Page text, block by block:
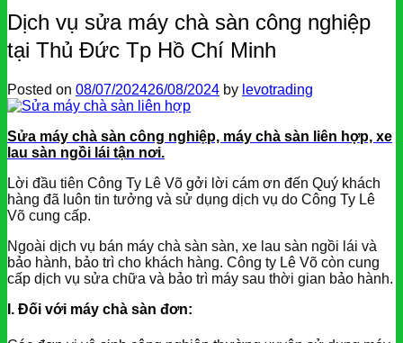
Dịch vụ sửa máy chà sàn công nghiệp
tại Thủ Đức Tp Hồ Chí Minh
Posted on 08/07/202426/08/2024 by levotrading
Sửa máy chà sàn công nghiệp, máy chà sàn liên hợp, xe
lau sàn ngồi lái tận nơi.
Lời đầu tiên Công Ty Lê Võ gởi lời cám ơn đến Quý khách
hàng đã luôn tin tưởng và sử dụng dịch vụ do Công Ty Lê
Võ cung cấp.
Ngoài dịch vụ bán máy chà sàn sàn, xe lau sàn ngồi lái và
bảo hành, bảo trì cho khách hàng. Công ty Lê Võ còn cung
cấp dịch vụ sửa chữa và bảo trì máy sau thời gian bảo hành.
I. Đối với máy chà sàn đơn: